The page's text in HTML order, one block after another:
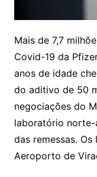
Mais de 7,7
Covid-19 da
anos de idade
do aditivo de 50
negociações do
laboratório norte-
das remessas.
Aeroporto de